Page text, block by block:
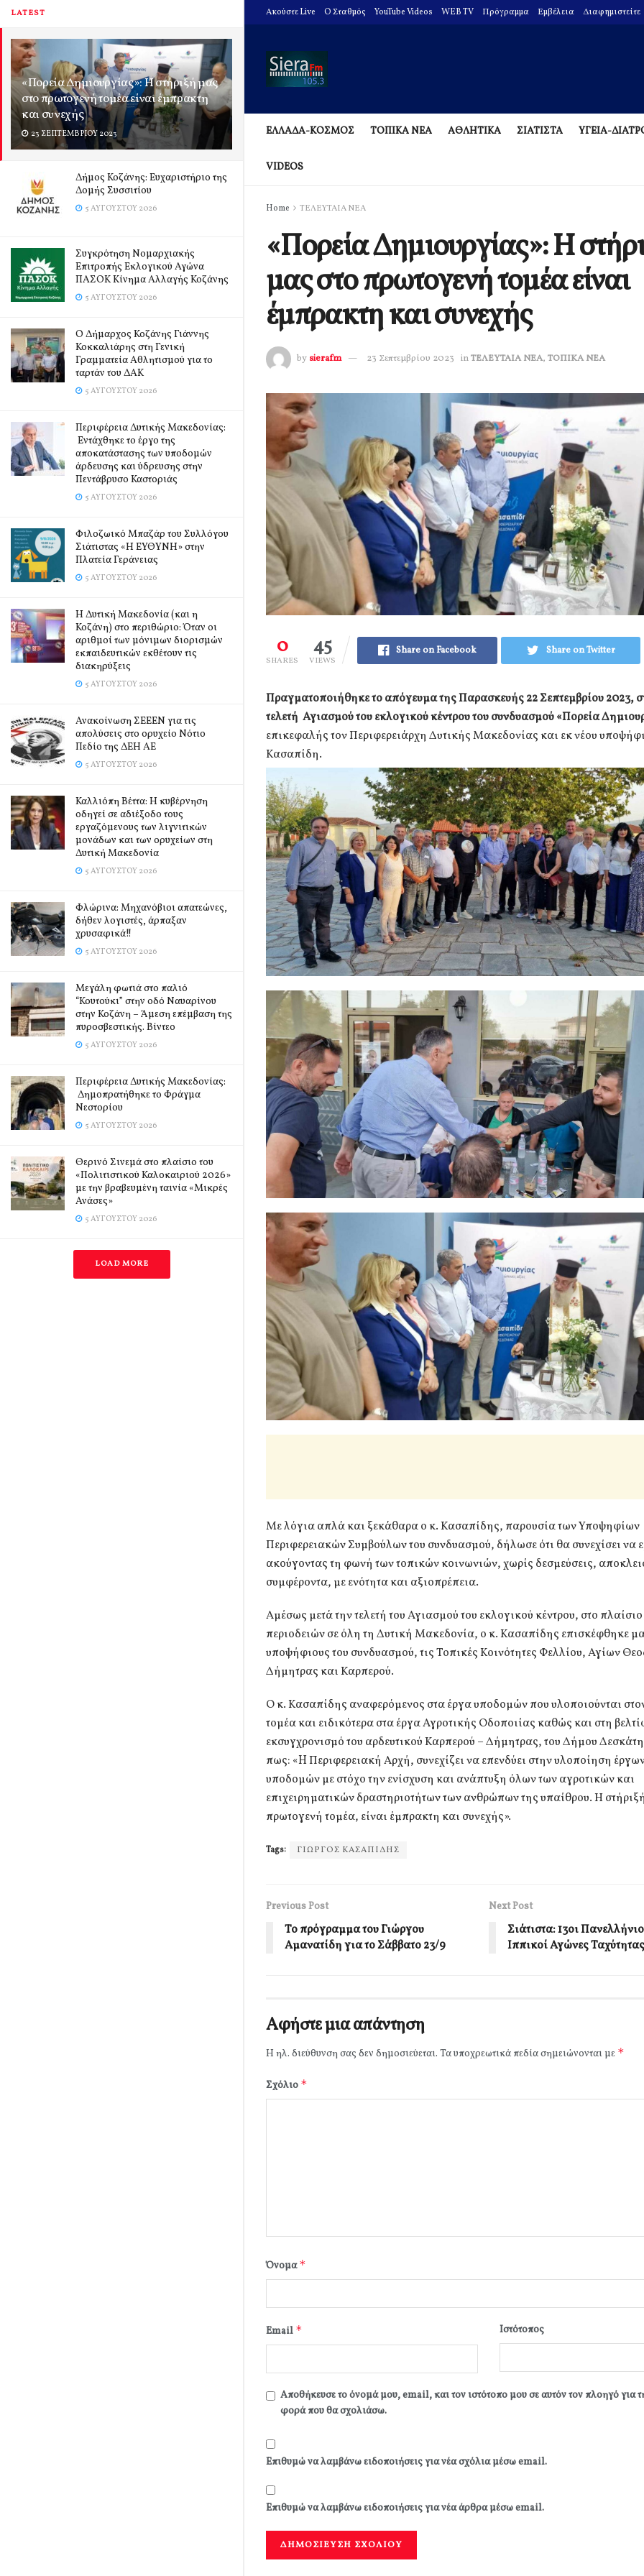
LATEST
«Πορεία Δημιουργίας»: Η στήριξή μας
στο πρωτογενή τομέα είναι έμπρακτη
και συνεχής
23 ΣΕΠΤΕΜΒΡΊΟΥ 2023
Δήμος Κοζάνης: Ευχαριστήριο της
Δομής Συσσιτίου
5 ΑΥΓΟΎΣΤΟΥ 2026
Συγκρότηση Νομαρχιακής
Επιτροπής Εκλογικού Αγώνα
ΠΑΣΟΚ Κίνημα Αλλαγής Κοζάνης
5 ΑΥΓΟΎΣΤΟΥ 2026
Ο Δήμαρχος Κοζάνης Γιάννης
Κοκκαλιάρης στη Γενική
Γραμματεία Αθλητισμού για το
ταρτάν του ΔΑΚ
5 ΑΥΓΟΎΣΤΟΥ 2026
Περιφέρεια Δυτικής Μακεδονίας:
Εντάχθηκε το έργο της
αποκατάστασης των υποδομών
άρδευσης και ύδρευσης στην
Πεντάβρυσο Καστοριάς
5 ΑΥΓΟΎΣΤΟΥ 2026
Φιλοζωικό Μπαζάρ του Συλλόγου
Σιάτιστας «Η ΕΥΘΥΝΗ» στην
Πλατεία Γεράνειας
5 ΑΥΓΟΎΣΤΟΥ 2026
Η Δυτική Μακεδονία (και η
Κοζάνη) στο περιθώριο: Όταν οι
αριθμοί των μόνιμων διορισμών
εκπαιδευτικών εκθέτουν τις
διακηρύξεις
5 ΑΥΓΟΎΣΤΟΥ 2026
Ανακοίνωση ΣΕΕΕΝ για τις
απολύσεις στο ορυχείο Νότιο
Πεδίο της ΔΕΗ ΑΕ
5 ΑΥΓΟΎΣΤΟΥ 2026
Καλλιόπη Βέττα: Η κυβέρνηση
οδηγεί σε αδιέξοδο τους
εργαζόμενους των λιγνιτικών
μονάδων και των ορυχείων στη
Δυτική Μακεδονία
5 ΑΥΓΟΎΣΤΟΥ 2026
Φλώρινα: Μηχανόβιοι απατεώνες,
δήθεν λογιστές, άρπαξαν
χρυσαφικά!!
5 ΑΥΓΟΎΣΤΟΥ 2026
Μεγάλη φωτιά στο παλιό
“Κουτούκι” στην οδό Ναυαρίνου
στην Κοζάνη – Άμεση επέμβαση της
πυροσβεστικής. Βίντεο
5 ΑΥΓΟΎΣΤΟΥ 2026
Περιφέρεια Δυτικής Μακεδονίας:
Δημοπρατήθηκε το Φράγμα
Νεστορίου
5 ΑΥΓΟΎΣΤΟΥ 2026
Θερινό Σινεμά στο πλαίσιο του
«Πολιτιστικού Καλοκαιριού 2026»
με την βραβευμένη ταινία «Μικρές
Ανάσες»
5 ΑΥΓΟΎΣΤΟΥ 2026
LOAD MORE
Ακούστε Live O Σταθμός YouTube Videos WEB TV Πρόγραμμα Εμβέλεια Διαφημιστείτε
ΕΛΛΑΔΑ-ΚΟΣΜΟΣ ΤΟΠΙΚΑ ΝΕΑ ΑΘΛΗΤΙΚΑ ΣΙΑΤΙΣΤΑ ΥΓΕΙΑ-
VIDEOS
Home ΤΕΛΕΥΤΑΙΑ ΝΕΑ
«Πορεία Δημιουργίας»: Η
μας στο πρωτογενή τομέα είναι
έμπρακτη και συνεχής
by sierafm 23 Σεπτεμβρίου 2023 inΤΕΛΕΥΤΑΙΑ ΝΕΑ, ΤΟΠΙΚΑ ΝΕΑ
0
SHARES
45
VIEWS
Share on Facebook Share on Twitter
Πραγματοποιήθηκε το απόγευμα της Παρασκευής 22 Σεπτεμβρίου 2023,
τελετή Αγιασμού του εκλογικού κέντρου του συνδυασμού «Πορεία
επικεφαλής τον Περιφερειάρχη Δυτικής Μακεδονίας και εκ νέου
Κασαπίδη.
Με λόγια απλά και ξεκάθαρα ο κ. Κασαπίδης, παρουσία των Υποψηφίων
Περιφερειακών Συμβούλων του συνδυασμού, δήλωσε ότι θα συνεχίσει να
ακούγοντας τη φωνή των τοπικών κοινωνιών, χωρίς δεσμεύσεις,
συμφέροντα, με ενότητα και αξιοπρέπεια.
Αμέσως μετά την τελετή του Αγιασμού του εκλογικού κέντρου, στο
περιοδειών σε όλη τη Δυτική Μακεδονία, ο κ. Κασαπίδης επισκέφθηκε
υποψήφιους του συνδυασμού, τις Τοπικές Κοινότητες Φελλίου, Αγίων
Δήμητρας και Καρπερού.
Ο κ. Κασαπίδης αναφερόμενος στα έργα υποδομών που υλοποιούνται
τομέα και ειδικότερα στα έργα Αγροτικής Οδοποιίας καθώς και στη
εκσυγχρονισμό του αρδευτικού Καρπερού – Δήμητρας, του Δήμου
πως: «H Περιφερειακή Αρχή, συνεχίζει να επενδύει στην υλοποίηση
υποδομών με στόχο την ενίσχυση και ανάπτυξη όλων των αγροτικών και
επιχειρηματικών δραστηριοτήτων των ανθρώπων της υπαίθρου. Η
πρωτογενή τομέα, είναι έμπρακτη και συνεχής».
Tags: ΓΙΩΡΓΟΣ ΚΑΣΑΠΙΔΗΣ
Previous Post
Το πρόγραμμα του Γιώργου
Αμανατίδη για το Σάββατο 23/9
Next Post
Σιάτιστα: 13οι
Ιππικοί Αγώνες Ταχύτητας
Αφήστε μια απάντηση
Η ηλ. διεύθυνση σας δεν δημοσιεύεται. Τα υποχρεωτικά πεδία σημειώνονται με *
Σχόλιο *
Όνομα*
Email * Ιστότοπος
Αποθήκευσε το όνομά μου, email, και τον ιστότοπο μου σε αυτόν τον πλοηγό για
φορά που θα σχολιάσω.
Επιθυμώ να λαμβάνω ειδοποιήσεις για νέα σχόλια μέσω email.
Επιθυμώ να λαμβάνω ειδοποιήσεις για νέα άρθρα μέσω email.